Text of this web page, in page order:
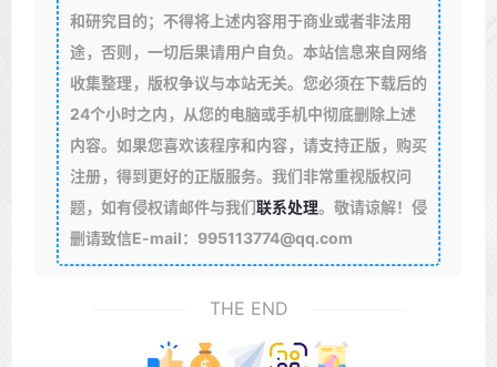
和研究目的；不得将上述内容用于商业或者非法用
途，否则，一切后果请用户自负。本站信息来自网络
收集整理，版权争议与本站无关。您必须在下载后的
24个小时之内，从您的电脑或手机中彻底删除上述
内容。如果您喜欢该程序和内容，请支持正版，购买
注册，得到更好的正版服务。我们非常重视版权问
题，如有侵权请邮件与我们联系处理。敬请谅解！侵
删请致信E-mail：995113774@qq.com
THE END